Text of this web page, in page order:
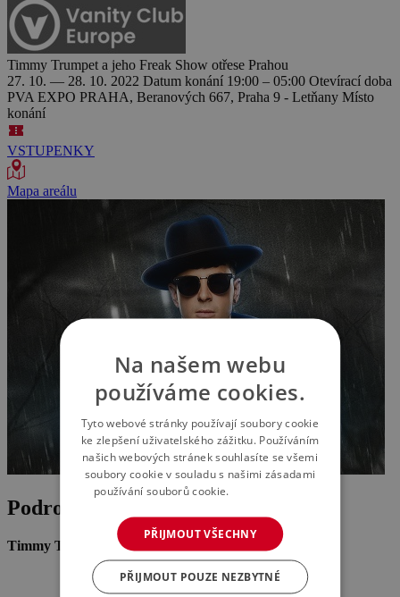
Timmy Trumpet a jeho Freak Show otřese Prahou
27. 10. — 28. 10. 2022 Datum konání 19:00 – 05:00 Otevírací doba
PVA EXPO PRAHA, Beranových 667, Praha 9 - Letňany Místo
konání
VSTUPENKY
Mapa areálu
Podrobnosti o akci
Timmy Trumpet a jeho Freak Show otřese Prahou!
Na našem webu
používáme cookies.
Tyto webové stránky používají soubory cookie
ke zlepšení uživatelského zážitku. Používáním
našich webových stránek souhlasíte se všemi
soubory cookie v souladu s našimi zásadami
používání souborů cookie.
PŘIJMOUT VŠECHNY
PŘIJMOUT POUZE NEZBYTNÉ